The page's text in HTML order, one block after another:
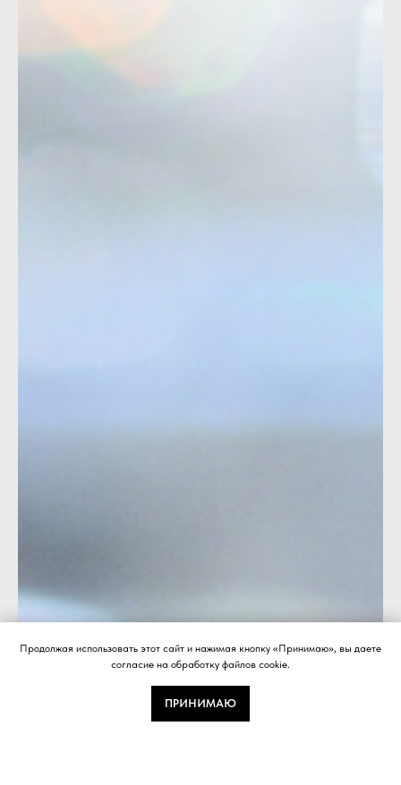
Продолжая использовать этот сайт и нажимая кнопку «Принимаю», вы даете
согласие на обработку файлов cookie.
ПРИНИМАЮ